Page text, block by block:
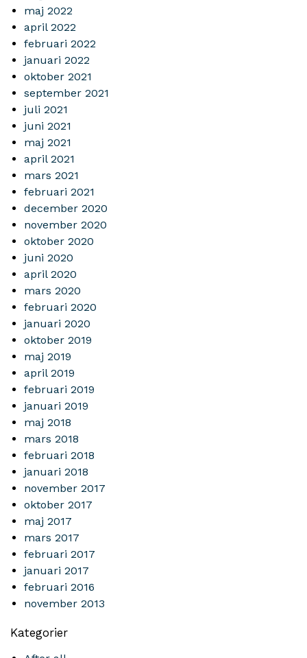
maj 2022
april 2022
februari 2022
januari 2022
oktober 2021
september 2021
juli 2021
juni 2021
maj 2021
april 2021
mars 2021
februari 2021
december 2020
november 2020
oktober 2020
juni 2020
april 2020
mars 2020
februari 2020
januari 2020
oktober 2019
maj 2019
april 2019
februari 2019
januari 2019
maj 2018
mars 2018
februari 2018
januari 2018
november 2017
oktober 2017
maj 2017
mars 2017
februari 2017
januari 2017
februari 2016
november 2013
Kategorier